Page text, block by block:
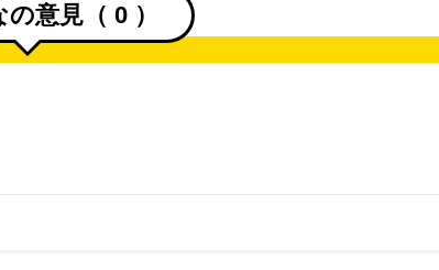
の意見（ 0 ）